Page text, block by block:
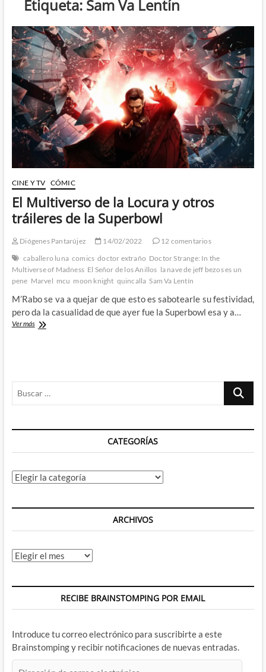
Etiqueta: Sam Va Lentín
CINE Y TV CÓMIC
El Multiverso de la Locura y otros
tráileres de la Superbowl
Diógenes Pantarújez 14/02/2022
12 comentarios
caballero luna comics doctor extraño Doctor Strange: In the
Multiverse of Madness El Señor de los Anillos la nave de jeff bezos es un
pene Marvel mcu moon knight quincalla Sam Va Lentín
M’Rabo se va a quejar de que esto es sabotearle su festividad,
pero da la casualidad de que ayer fue la Superbowl esa y a…
Ver másEl
tráileres
Superbowl
Buscar
CATEGORÍAS
Categorías
ARCHIVOS
Archivos
RECIBE BRAINSTOMPING POR EMAIL
Introduce tu correo electrónico para suscribirte a este
Brainstomping y recibir notificaciones de nuevas entradas.